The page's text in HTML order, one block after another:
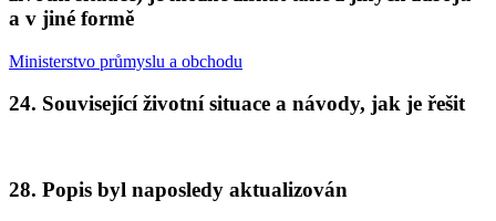
a v jiné formě
Ministerstvo průmyslu a obchodu
24. Související životní situace a návody, jak je řešit
28. Popis byl naposledy aktualizován